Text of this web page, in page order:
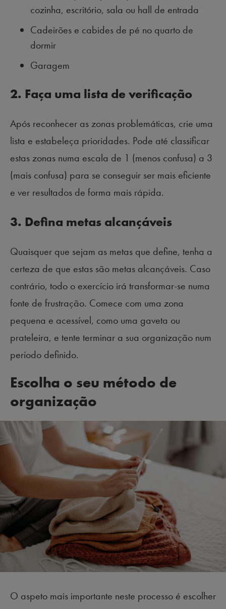
cozinha, escritório, sala ou hall de entrada
Cadeirões e cabides de pé no quarto de
dormir
Garagem
2. Faça uma lista de verificação
Após reconhecer as zonas problemáticas, crie uma
lista e estabeleça prioridades. Pode até classificar
estas zonas numa escala de 1 (menos confusa) a 3
(mais confusa) para se conseguir ser mais eficiente
e ver resultados de forma mais rápida.
3. Defina metas alcançáveis
Quaisquer que sejam as metas que define, tenha a
certeza de que estas são metas alcançáveis. Caso
contrário, todo o exercício irá transformar-se numa
fonte de frustração. Comece com uma zona
pequena e acessível, como uma gaveta ou
prateleira, e tente terminar a sua organização num
período definido.
Escolha o seu método de
organização
O aspeto mais importante neste processo é escolher